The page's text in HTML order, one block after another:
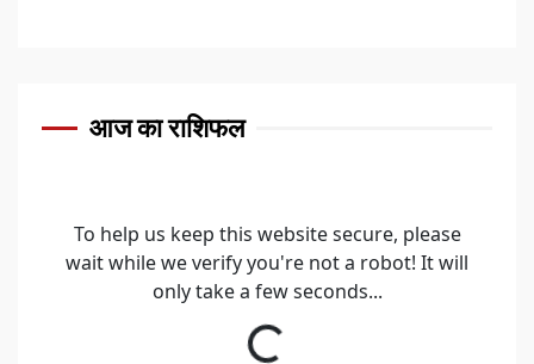
आज का राशिफल